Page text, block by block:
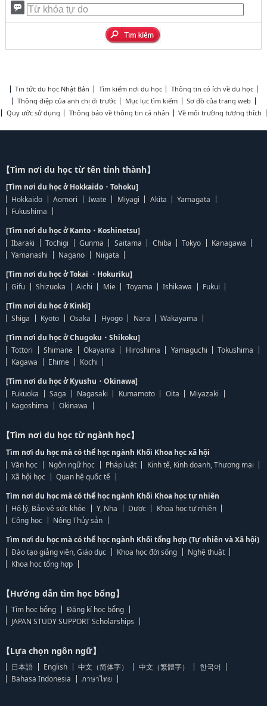
Tin tức du học Nhật Bản Tìm kiếm nơi du học
Thông tin có ích về du học
Thông điệp của anh chị đi trước
Mục lục tìm kiếm
Sơ đồ của trang web
Quy ước sử dụng
Thông báo về thông tin cá nhân Về môi trường tương thích
【Tìm nơi du học từ tên tỉnh thành】
[Tìm nơi du học ở Hokkaido・Tohoku]
Hokkaido
Aomori Iwate Miyagi Akita
Yamagata
Fukushima
[Tìm nơi du học ở Kanto・Koshinetsu]
Ibaraki
Tochigi Gunma Saitama Chiba Tokyo
Kanagawa
Yamanashi
Nagano
Niigata
[Tìm nơi du học ở Tokai ・Hokuriku]
Gifu
Shizuoka Aichi Mie Toyama Ishikawa
Fukui
[Tìm nơi du học ở Kinki]
Shiga
Kyoto Osaka Hyogo Nara
Wakayama
[Tìm nơi du học ở Chugoku・Shikoku]
Tottori
Shimane Okayama Hiroshima Yamaguchi
Tokushima
Kagawa
Ehime
Kochi
[Tìm nơi du học ở Kyushu・Okinawa]
Fukuoka
Saga Nagasaki Kumamoto Oita
Miyazaki
Kagoshima
Okinawa
【Tìm nơi du học từ ngành học】
Tìm nơi du học mà có thể học ngành Khối Khoa học xã hội
Văn học
Ngôn ngữ học Pháp luật
Kinh tế, Kinh doanh, Thương mại
Xã hội học
Quan hệ quốc tế
Tìm nơi du học mà có thể học ngành Khối Khoa học tự nhiên
Hộ lý, Bảo vệ sức khỏe
Y, Nha Dược
Khoa học tự nhiên
Công học
Nông Thủy sản
Tìm nơi du học mà có thể học ngành Khối tổng hợp (Tự nhiên và Xã hội)
Đào tạo giảng viên, Giáo dục
Khoa học đời sống
Nghệ thuật
Khoa học tổng hợp
【Hướng dẫn tìm học bổng】
Tìm học bổng
Đăng kí học bổng
JAPAN STUDY SUPPORT Scholarships
【Lựa chọn ngôn ngữ】
日本語 English 中文（简体字） 中文（繁體字）
한국어
Bahasa Indonesia
ภาษาไทย